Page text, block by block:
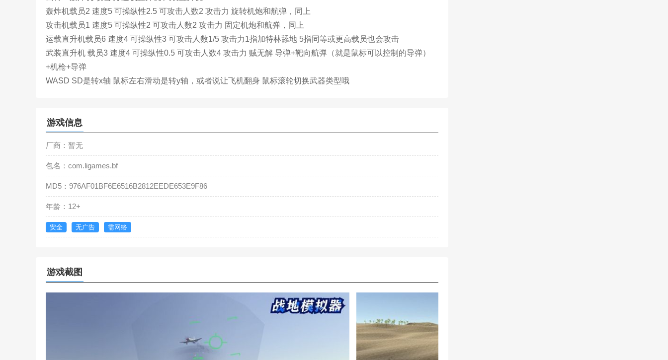
轰炸机载员2 速度5 可操纵性2.5 可攻击人数2 攻击力 旋转机炮和航弹，同上
攻击机载员1 速度5 可操纵性2 可攻击人数2 攻击力 固定机炮和航弹，同上
运载直升机载员6 速度4 可操纵性3 可攻击人数1/5 攻击力1指加特林舔地 5指同等或更高载员也会攻击
武装直升机 载员3 速度4 可操纵性0.5 可攻击人数4 攻击力 贼无解 导弹+靶向航弹（就是鼠标可以控制的导弹）
+机枪+导弹
WASD SD是转x轴 鼠标左右滑动是转y轴，或者说让飞机翻身 鼠标滚轮切换武器类型哦
游戏信息
厂商：暂无
包名：com.ligames.bf
MD5：976AF01BF6E6516B2812EEDE653E9F86
年龄：12+
安全 无广告 需网络
游戏截图